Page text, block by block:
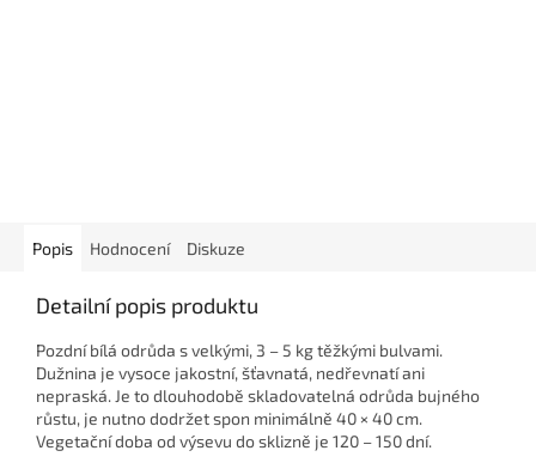
Popis Hodnocení Diskuze
Detailní popis produktu
Pozdní bílá odrůda s velkými, 3 – 5 kg těžkými bulvami.
Dužnina je vysoce jakostní, šťavnatá, nedřevnatí ani
nepraská. Je to dlouhodobě skladovatelná odrůda bujného
růstu, je nutno dodržet spon minimálně 40 × 40 cm.
Vegetační doba od výsevu do sklizně je 120 – 150 dní.